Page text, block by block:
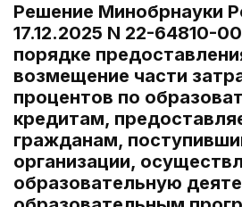
Решение Минобрнауки
17.12.2025 N 22-64810-
порядке
возмещение части
процентов по
кредитам,
гражданам,
организации,
образовательную